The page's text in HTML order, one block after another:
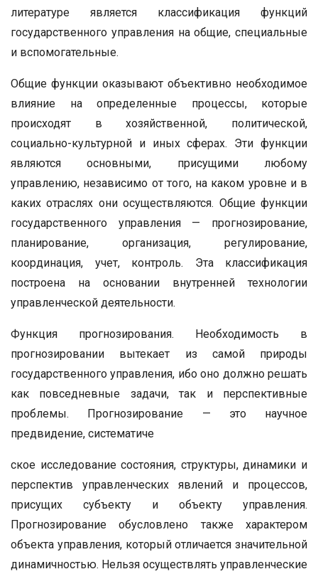
литературе является классификация функций
государственного управления на общие, специальные
и вспомогательные.
Общие функции оказывают объективно необходимое
влияние на определенные процессы, которые
происходят в хозяйственной, политической,
социально-культурной и иных сферах. Эти функции
являются основными, присущими любому
управлению, независимо от того, на каком уровне и в
каких отраслях они осуществляются. Общие функции
государственного управления — прогнозирование,
планирование, организация, регулирование,
координация, учет, контроль. Эта классификация
построена на основании внутренней технологии
управленческой деятельности.
Функция прогнозирования. Необходимость в
прогнозировании вытекает из самой природы
государственного управления, ибо оно должно решать
как повседневные задачи, так и перспективные
проблемы. Прогнозирование — это научное
предвидение, систематиче
ское исследование состояния, структуры, динамики и
перспектив управленческих явлений и процессов,
присущих субъекту и объекту управления.
Прогнозирование обусловлено также характером
объекта управления, который отличается значительной
динамичностью. Нельзя осуществлять управленческие